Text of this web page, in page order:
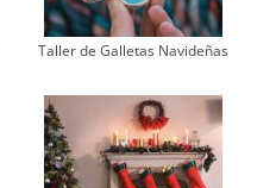
Taller de Galletas Navideñas